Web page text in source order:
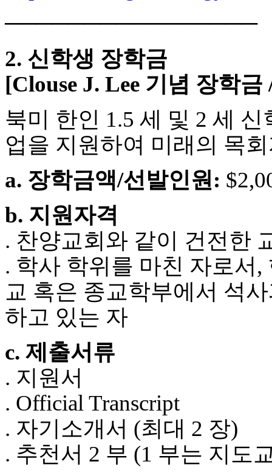
남
시
알
리
후
기
가
평
기
부
약
리
스
구
클
DOMCLUB
────────────────
2. 신학생 장학금
[Clouse J. Lee 기념 장학
북미 한인 1.5 세 및 2 세
업을 지원하여 미래의 목
a. 장학금액/선발인원:
b. 지원자격
. 찬양교회와 같이 건전한
. 학사 학위를 마친 자로서
교 혹은 종교학부에서 석
하고 있는 자
c. 제출서류
. 지원서
. Official Transcript
. 자기소개서 (최대 2 장)
. 추천서 2 부 (1 부는 지도